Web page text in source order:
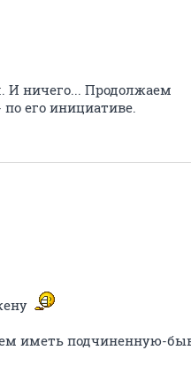
И ничего... Продолжаем
его инициативе.
иметь подчиненную-